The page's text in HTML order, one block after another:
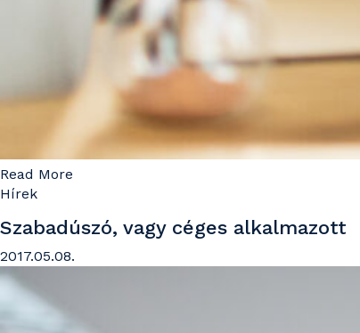
Read More
Hírek
Szabadúszó, vagy céges alkalmazott
2017.05.08.